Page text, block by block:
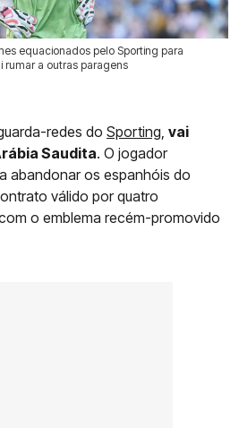
equacionados pelo Sporting para
rumar a outras paragens
redes do Sporting, vai
Saudita. O jogador
abandonar os espanhóis do
válido por quatro
o emblema recém-promovido